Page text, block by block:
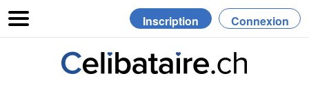
Inscription Connexion